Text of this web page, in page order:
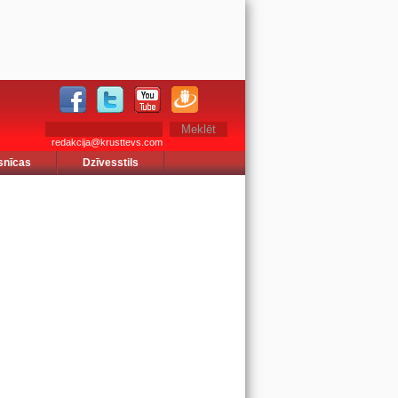
redakcija@krusttevs.com
Dzīvesstils